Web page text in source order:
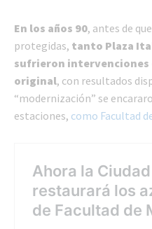
En los años 90, antes de
protegidas, tanto Plaza
sufrieron
original, con resultados
“modernización” se
estaciones, como Facultad